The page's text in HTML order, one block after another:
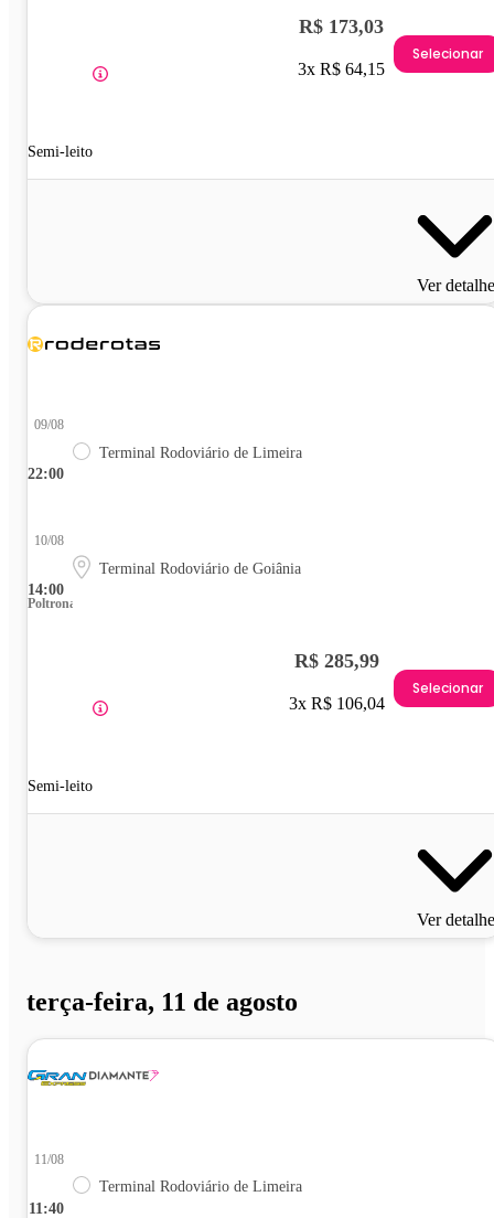
Semi-leito
R$ 173,03
3x R$ 64,15
Selecionar
Ver
22:00
09/08
Terminal Rodoviário de Limeira
14:00
10/08
Terminal Rodoviário de Goiânia
Poltrona
Semi-leito
R$ 285,99
3x R$ 106,04
Selecionar
Ver
terça-feira, 11 de agosto
11:40
11/08
Terminal Rodoviário de Limeira